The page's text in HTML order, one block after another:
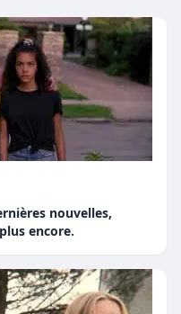
nouvelles,
encore.